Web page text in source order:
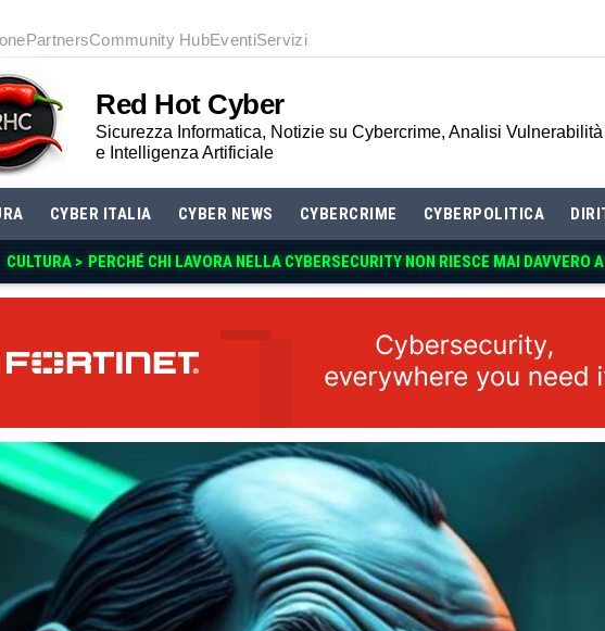
PartnersCommunity HubEventiServizi
Red Hot Cyber
Sicurezza Informatica, Notizie su Cybercrime, Analisi Vulnerabilità
e Intelligenza Artificiale
CYBER ITALIA CYBER NEWS CYBERCRIME CYBERPOLITICA
CULTURA > PERCHÉ CHI LAVORA NELLA CYBERSECURIT